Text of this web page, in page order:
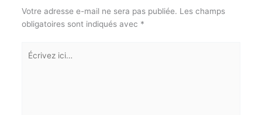
Laisser un commentaire
obligatoires sont indiqués avec